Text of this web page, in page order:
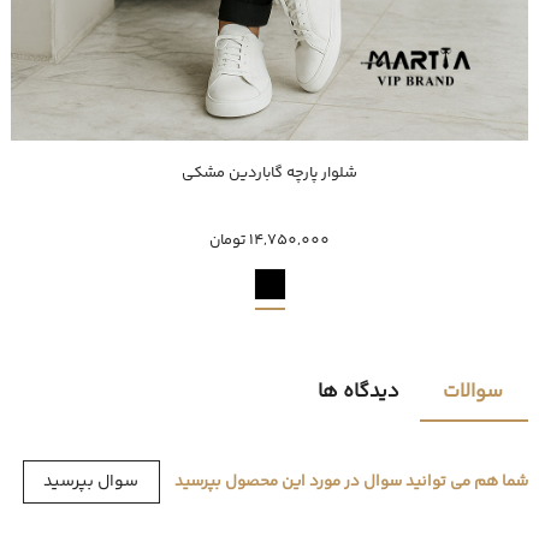
خرید سریع
شلوار پارچه گاباردین مشکی
14,750,000 تومان
سوالات دیدگاه ها
شما هم می توانید سوال در مورد این محصول بپرسید سوال بپرسید